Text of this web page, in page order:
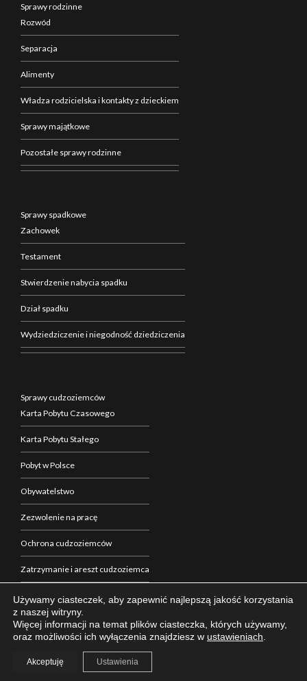
Sprawy rodzinne
Rozwód
Separacja
Alimenty
Władza rodzicielska i kontakty z dzieckiem
Sprawy majątkowe
Pozostałe sprawy rodzinne
Sprawy spadkowe
Zachowek
Testament
Stwierdzenie nabycia spadku
Dział spadku
Wydziedziczenie i niegodność dziedziczenia
Sprawy cudzoziemców
Karta Pobytu Czasowego
Karta Pobytu Stałego
Pobyt w Polsce
Obywatelstwo
Zezwolenie na pracę
Ochrona cudzoziemców
Zatrzymanie i areszt cudzoziemca
Zakup nieruchomości w Polsce
Formalności w Polsce
Używamy ciasteczek, aby zapewnić najlepszą jakość korzystania
z naszej witryny.
Więcej informacji na temat plików ciasteczka, których używamy,
oraz możliwości ich wyłączenia znajdziesz w ustawieniach
Akceptuję Ustawienia